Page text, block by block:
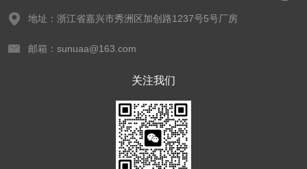
地址：浙江省嘉兴市秀洲区加创路1237号5号厂房
邮箱：sunuaa@163.com
关注我们